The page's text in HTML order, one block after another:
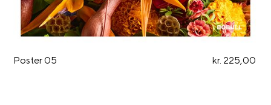
Poster 05 kr. 225,00